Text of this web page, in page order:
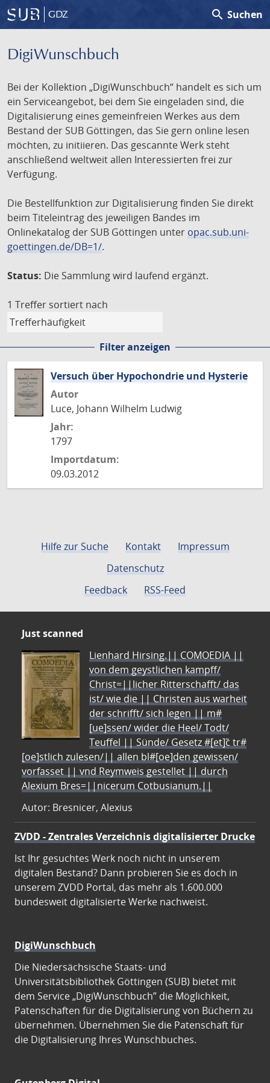
GDZ search Suchen
DigiWunschbuch
Bei der Kollektion „DigiWunschbuch“ handelt es sich um
ein Serviceangebot, bei dem Sie eingeladen sind, die
Digitalisierung eines gemeinfreien Werkes aus dem
Bestand der SUB Göttingen, das Sie gern online lesen
möchten, zu initiieren. Das gescannte Werk steht
anschließend weltweit allen Interessierten frei zur
Verfügung.
Die Bestellfunktion zur Digitalisierung finden Sie direkt
beim Titeleintrag des jeweiligen Bandes im
Onlinekatalog der SUB Göttingen unter opac.sub.uni-
goettingen.de/DB=1/.
Status: Die Sammlung wird laufend ergänzt.
1 Treffer sortiert nach
Filter anzeigen
Versuch über Hypochondrie und Hysterie
Autor
Luce, Johann Wilhelm Ludwig
Jahr:
1797
Importdatum:
09.03.2012
Hilfe zur Suche Kontakt
Impressum
Datenschutz
Feedback
RSS-Feed
Just scanned
Lienhard Hirsing.|| COMOEDIA ||
von dem geystlichen kampff/
Christ=||licher Ritterschafft/ das
ist/ wie die || Christen aus warheit
der schrifft/ sich legen || m#
[ue]ssen/ wider die Heel/ Todt/
Teuffel || Sünde/ Gesetz #[et]c̃ tr#
[oe]stlich zulesen/|| allen bl#[oe]den gewissen/
vorfasset || vnd Reymweis gestellet || durch
Alexium Bres=||nicerum Cotbusianum.||
Autor: Bresnicer, Alexius
ZVDD - Zentrales Verzeichnis digitalisierter Drucke
Ist Ihr gesuchtes Werk noch nicht in unserem
digitalen Bestand? Dann probieren Sie es doch in
unserem ZVDD Portal, das mehr als 1.600.000
bundesweit digitalisierte Werke nachweist.
DigiWunschbuch
Die Niedersächsische Staats- und
Universitätsbibliothek Göttingen (SUB) bietet mit
dem Service „DigiWunschbuch” die Möglichkeit,
Patenschaften für die Digitalisierung von Büchern zu
übernehmen. Übernehmen Sie die Patenschaft für
die Digitalisierung Ihres Wunschbuches.